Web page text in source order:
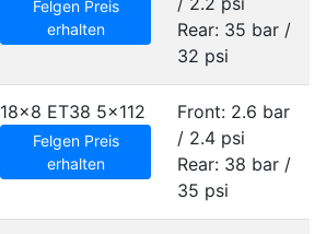
Felgen Preis
erhalten
Rear: 35 bar /
32 psi
18x8 ET38 5x112
Felgen Preis
erhalten
Front: 2.6 bar
/ 2.4 psi
Rear: 38 bar /
35 psi